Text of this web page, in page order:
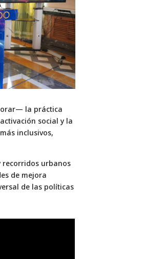
la práctica
social y la
inclusivos,
recorridos urbanos
de mejora
de las políticas